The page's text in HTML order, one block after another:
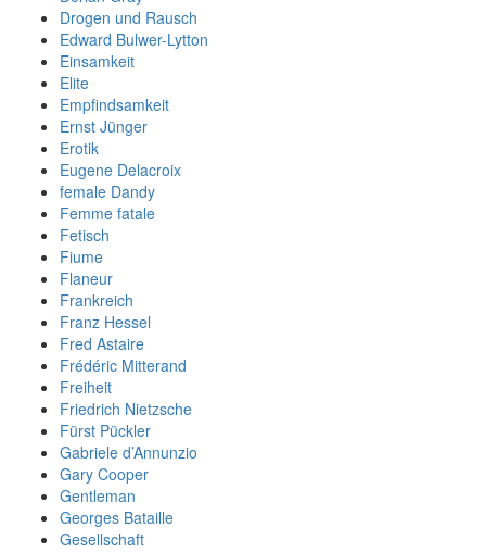
Drogen und Rausch
Edward Bulwer-Lytton
Einsamkeit
Elite
Empfindsamkeit
Ernst Jünger
Erotik
Eugene Delacroix
female Dandy
Femme fatale
Fetisch
Fiume
Flaneur
Frankreich
Franz Hessel
Fred Astaire
Frédéric Mitterand
Freiheit
Friedrich Nietzsche
Fürst Pückler
Gabriele d’Annunzio
Gary Cooper
Gentleman
Georges Bataille
Gesellschaft